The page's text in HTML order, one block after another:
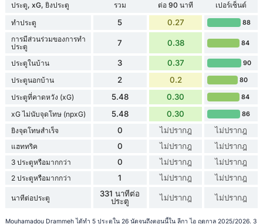
ประตู, xG, ยิงประตู รวม ต่อ 90 นาที
เปอร์เซ็นต์
ทำประตู
5 0.27 88
การมีส่วนร่วมของการทำ
ประตู
7 0.38 84
ประตูในบ้าน 3 0.37 90
ประตูนอกบ้าน 2 0.2 80
ประตูที่คาดหวัง (xG) 5.48 0.30 84
xG ไม่นับจุดโทษ (npxG) 5.48 0.30 86
ยิงจุดโทษสำเร็จ 0 ไม่ปรากฎ ไม่ปรากฎ
แฮททริค 0 ไม่ปรากฎ ไม่ปรากฎ
3 ประตูหรือมากกว่า 0 ไม่ปรากฎ ไม่ปรากฎ
2 ประตูหรือมากกว่า 1 ไม่ปรากฎ ไม่ปรากฎ
นาทีต่อประตู
331 นาทีต่อ
ประตู
ไม่ปรากฎ ไม่ปรากฎ
Mouhamadou Drammeh ได้ทำ 5 ประตูใน 26 นัดจนถึงตอนนี้ใน ลีกา ไอ ฤดูกาล 2025/2026. 3